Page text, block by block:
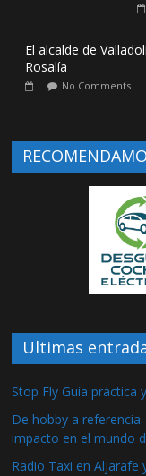
El alcalde de
Rosalía
No Comments
Ultimas
Stop Fly Guía práctica
De hobby a
impacto en el mundo
Radio Taxi en Aljarafe